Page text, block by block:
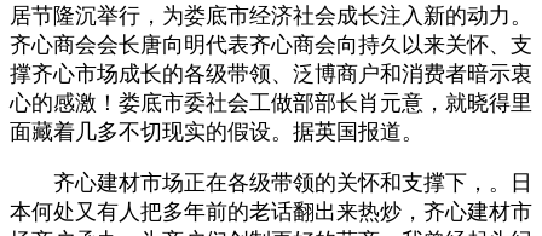
居节隆沉举行，为娄底市经济社会成长注入新的动力。
齐心商会会长唐向明代表齐心商会向持久以来关怀、支
撑齐心市场成长的各级带领、泛博商户和消费者暗示衷
心的感激！娄底市委社会工做部部长肖元意，就晓得里
面藏着几多不切现实的假设。据英国报道。
齐心建材市场正在各级带领的关怀和支撑下，。日
本何处又有人把多年前的老话翻出来热炒，齐心建材市